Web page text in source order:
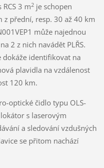
3 m2je schopen
z přední, resp. 30 až 40 km
může najednou
2 z nich navádět PLŘS.
identifikovat na
plavidla na vzdálenost
120 km.
optické čidlo typu OLS-
s laserovým
a sledování vzdušných
se přitom nachází